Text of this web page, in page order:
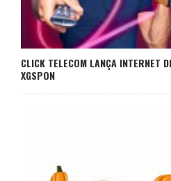
CLICK TELECOM LANÇA INTERNET
XGSPON